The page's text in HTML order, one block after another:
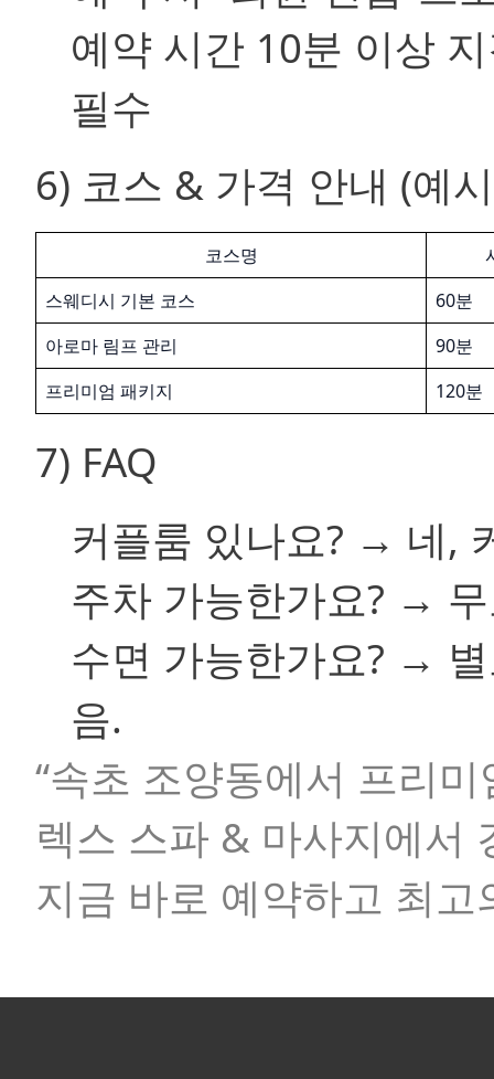
예약 시간 10분 이상
필수
6) 코스 & 가격 안내 (예
코스명
스웨디시 기본 코스
60분
아로마 림프 관리
90분
프리미엄 패키지
120분
7) FAQ
커플룸 있나요? → 네,
주차 가능한가요? →
수면 가능한가요? →
음.
“속초 조양동에서 프리
렉스 스파 & 마사지에서
지금 바로 예약하고 최고